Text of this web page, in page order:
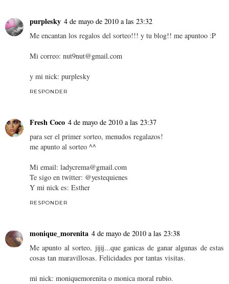
purplesky 4 de mayo de 2010 a las 23:32
Me encantan los regalos del sorteo!!! y tu blog!! me apuntoo :P
Mi correo: nut9nut@gmail.com
y mi nick: purplesky
RESPONDER
Fresh Coco 4 de mayo de 2010 a las 23:37
para ser el primer sorteo, menudos regalazos!
me apunto al sorteo ^^
Mi email: ladycrema@gmail.com
Te sigo en twitter: @yestequienes
Y mi nick es: Esther
RESPONDER
monique_morenita 4 de mayo de 2010 a las 23:38
Me apunto al sorteo, jijij...que ganicas de ganar algunas de estas
cosas tan maravillosas. Felicidades por tantas visitas.
mi nick: moniquemorenita o monica moral rubio.